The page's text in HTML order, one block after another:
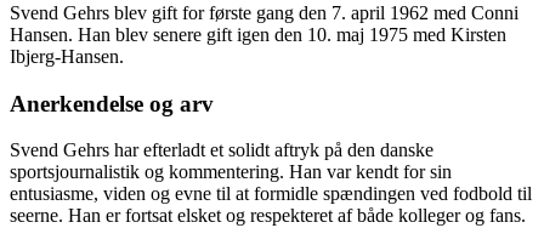
Svend Gehrs blev gift for første gang den 7. april 1962 med Conni
Hansen. Han blev senere gift igen den 10. maj 1975 med Kirsten
Ibjerg-Hansen.
Anerkendelse og arv
Svend Gehrs har efterladt et solidt aftryk på den danske
sportsjournalistik og kommentering. Han var kendt for sin
entusiasme, viden og evne til at formidle spændingen ved fodbold til
seerne. Han er fortsat elsket og respekteret af både kolleger og fans.